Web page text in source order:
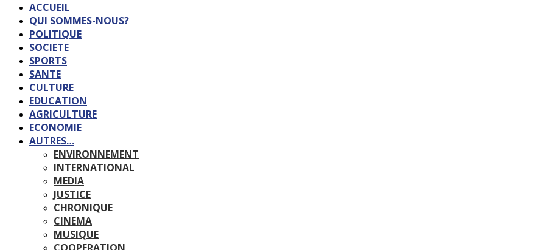
ACCUEIL
QUI SOMMES-NOUS?
POLITIQUE
SOCIETE
SPORTS
SANTE
CULTURE
EDUCATION
AGRICULTURE
ECONOMIE
AUTRES…
ENVIRONNEMENT
INTERNATIONAL
MEDIA
JUSTICE
CHRONIQUE
CINEMA
MUSIQUE